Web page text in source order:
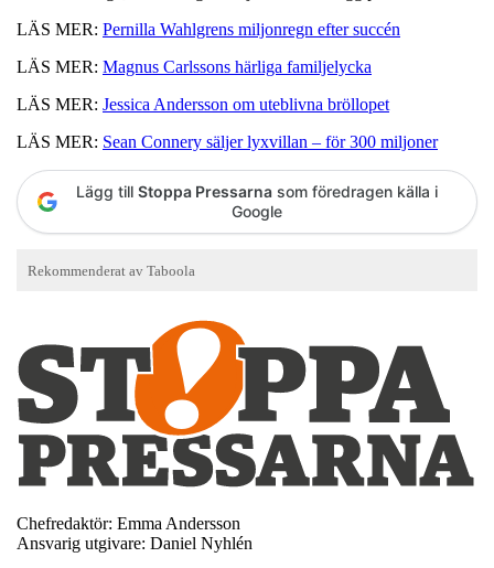
LÄS MER: Pernilla Wahlgrens miljonregn efter succén
LÄS MER: Magnus Carlssons härliga familjelycka
LÄS MER: Jessica Andersson om uteblivna bröllopet
LÄS MER: Sean Connery säljer lyxvillan – för 300 miljoner
Lägg till Stoppa Pressarna som föredragen källa i
Google
Chefredaktör: Emma Andersson
Ansvarig utgivare: Daniel Nyhlén